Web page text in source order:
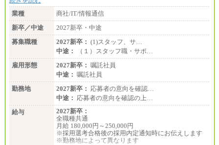
業種
商社/IT/情報通信
新卒／中途
2027新卒・中途
募集職種
2027新卒： (1)スタッフ、サ…
中途：
（１）スタッフ職・サポ…
雇用形態
2027新卒： 嘱託社員
中途： 嘱託社員
勤務地
2027新卒： 応募者の意向を確認…
中途： 応募者の意向を確認の上…
給与
2027新卒：
全職種共通
月給 180,000円～250,000円
※採用選考合格後の採用内定通知時にお伝えします
※勤務地によって異なります